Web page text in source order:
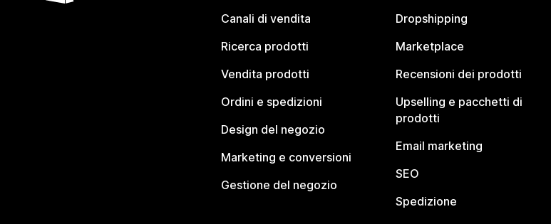
Canali di vendita
Ricerca prodotti
Vendita prodotti
Ordini e spedizioni
Design del negozio
Marketing e conversioni
Gestione del negozio
Dropshipping
Marketplace
Recensioni dei prodotti
Upselling e pacchetti di
prodotti
Email marketing
SEO
Spedizione